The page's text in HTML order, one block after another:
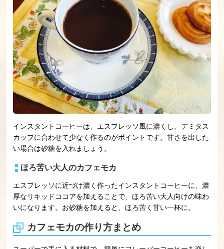
インスタントコーヒーは、エスプレッソ風に濃くし、デミタス
カップに合わせて少なく作るのがポイントです。甘さを出した
い場合は砂糖を入れましょう。
ほろ苦い大人のカフェモカ
エスプレッソに近づけ濃く作ったインスタントコーヒーに、濃
厚なリキッドココアを加えることで、ほろ苦い大人向けの味わ
いになります。お砂糖を加えると、ほろ苦く甘い一杯に。
カフェモカの作り方まとめ